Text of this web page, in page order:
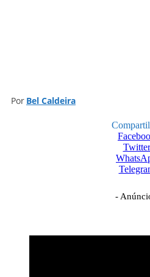
Por Bel Caldeira
Twitter
-